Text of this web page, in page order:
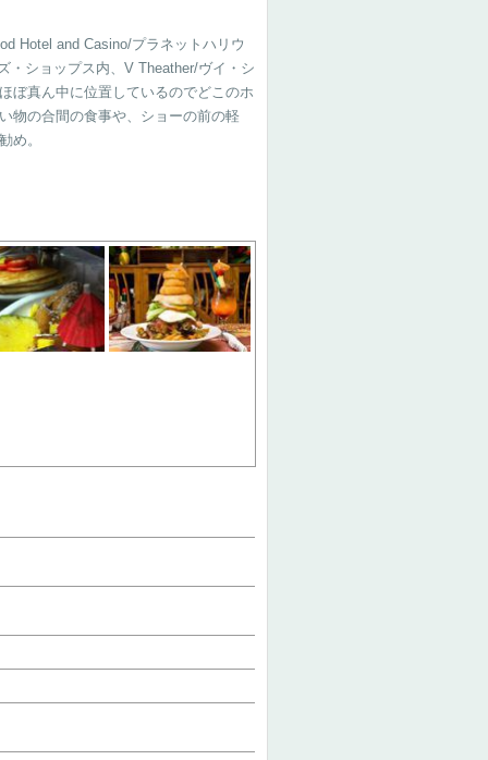
Hotel and Casino/プラネットハリウ
・ショップス内、V Theather/ヴイ・シ
ぼ真ん中に位置しているのでどこのホ
物の合間の食事や、ショーの前の軽
め。